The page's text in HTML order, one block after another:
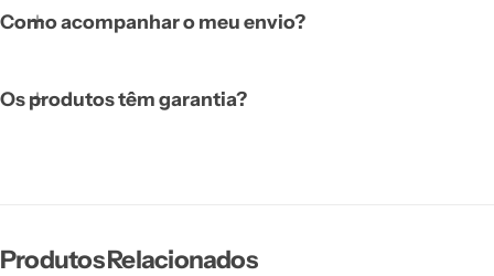
Como acompanhar o meu envio?
Os produtos têm garantia?
Produtos Relacionados